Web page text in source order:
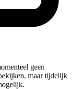
geen
maar tijdelijk